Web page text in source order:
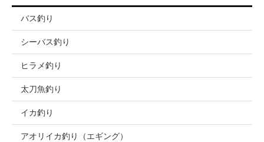
バス釣り
シーバス釣り
ヒラメ釣り
太刀魚釣り
イカ釣り
アオリイカ釣り（エギング）